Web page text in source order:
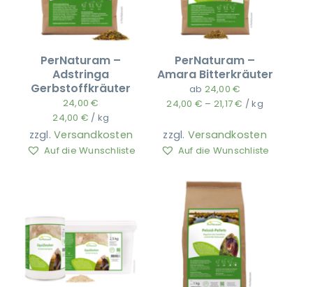
PerNaturam –
Adstringa
Gerbstoffkräuter
24,00€
24,00 € / kg
zzgl.Versandkosten
Auf die Wunschliste
PerNaturam –
Amara Bitterkräuter
ab 24,00€
24,00 € – 21,17€ /kg
zzgl. Versandkosten
Auf die Wunschliste